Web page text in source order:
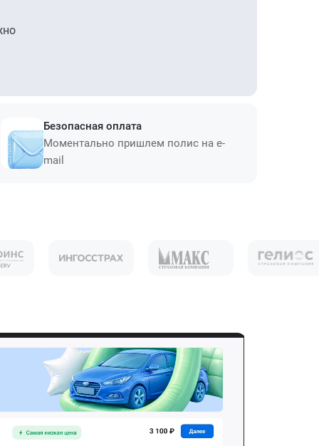
Безопасная оплата
Моментально пришлем полис на e-
mail